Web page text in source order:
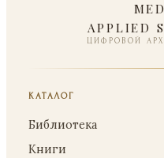
APPLIED
ЦИФРОВОЙ
КАТАЛОГ
Библиотека
Книги